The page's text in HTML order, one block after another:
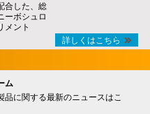
合した、総
ーボシュロ
メント
詳しくはこちら
ム
品に関する最新のニュースはこ